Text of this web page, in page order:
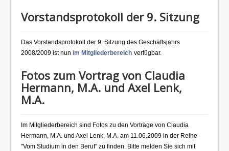
Vorstandsprotokoll der 9. Sitzung
Das Vorstandsprotokoll der 9. Sitzung des Geschäftsjahrs
2008/2009 ist nun im Mitgliederbereich verfügbar.
Fotos zum Vortrag von Claudia
Hermann, M.A. und Axel Lenk,
M.A.
Im Mitgliederbereich sind Fotos zu den Vorträge von Claudia
Hermann, M.A. und Axel Lenk, M.A. am 11.06.2009 in der Reihe
"Vom Studium in den Beruf" zu finden. Bitte melden Sie sich mit